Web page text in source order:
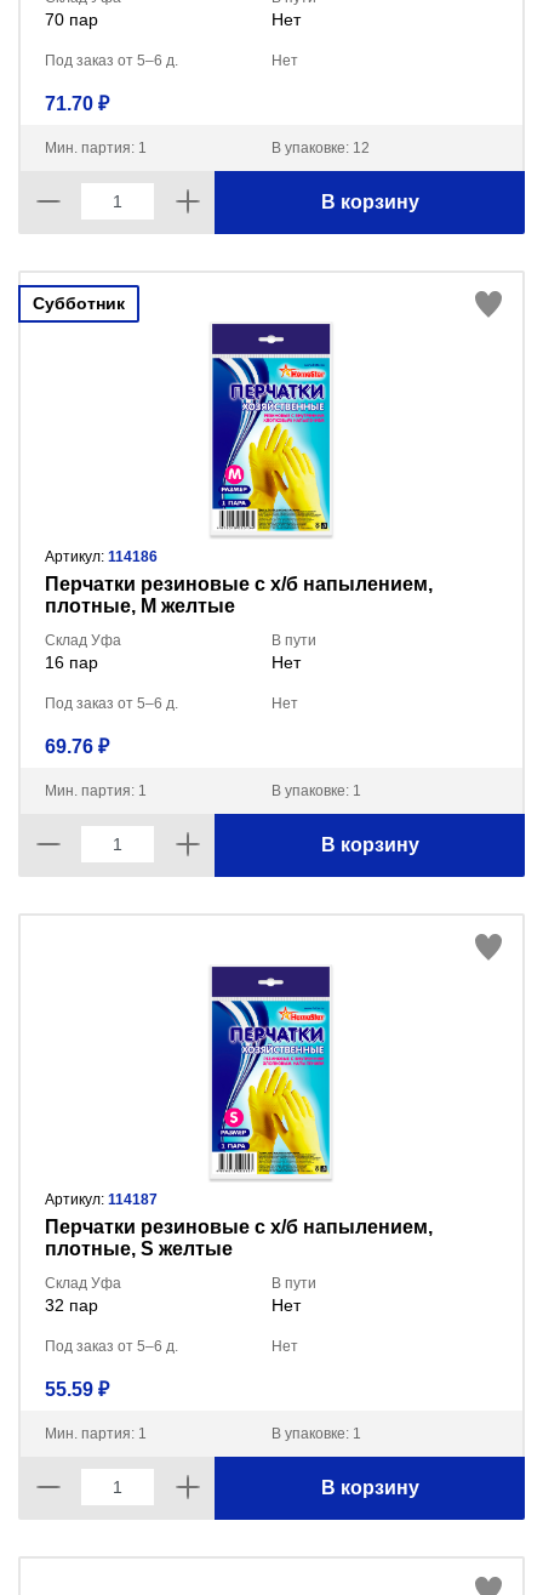
70 пар Нет
Под заказ от 5–6 д. Нет
71.70 ₽
Мин. партия: 1 В упаковке: 12
В корзину
Субботник
Артикул: 114186
Перчатки резиновые с х/б напылением,
плотные, M желтые
Склад Уфа
16 пар
В пути
Нет
Под заказ от 5–6 д. Нет
69.76 ₽
Мин. партия: 1 В упаковке: 1
В корзину
Артикул: 114187
Перчатки резиновые с х/б напылением,
плотные, S желтые
Склад Уфа
32 пар
В пути
Нет
Под заказ от 5–6 д. Нет
55.59 ₽
Мин. партия: 1 В упаковке: 1
В корзину